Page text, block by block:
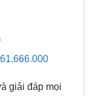
giải đáp mọi